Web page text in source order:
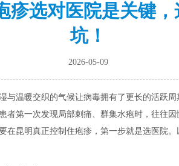
疹选对医院是关键
坑！
2026-05-09
与温暖交织的气候让病毒拥有了更长的活跃
者第一次发现局部刺痛、群集水疱时，往往
在昆明真正控制住疱疹，第一步就是选医院